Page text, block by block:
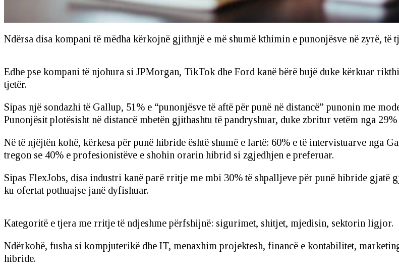
Ndërsa disa kompani të mëdha kërkojnë gjithnjë e më shumë kthimin e punonjësve në zyrë,
Edhe pse kompani të njohura si JPMorgan, TikTok dhe Ford kanë bërë bujë duke kërkuar
tjetër.
Sipas një sondazhi të Gallup, 51% e “punonjësve të aftë për punë në distancë” punonin me
Punonjësit plotësisht në distancë mbetën gjithashtu të pandryshuar, duke zbritur vetëm nga 29%
Në të njëjtën kohë, kërkesa për punë hibride është shumë e lartë: 60% e të intervistuarve nga
tregon se 40% e profesionistëve e shohin orarin hibrid si zgjedhjen e preferuar.
Sipas FlexJobs, disa industri kanë parë rritje me mbi 30% të shpalljeve për punë hibride
ku ofertat pothuajse janë dyfishuar.
Kategoritë e tjera me rritje të ndjeshme përfshijnë: sigurimet, shitjet, mjedisin, sektorin ligjor.
Ndërkohë, fusha si kompjuterikë dhe IT, menaxhim projektesh, financë e kontabilitet,
hibride.